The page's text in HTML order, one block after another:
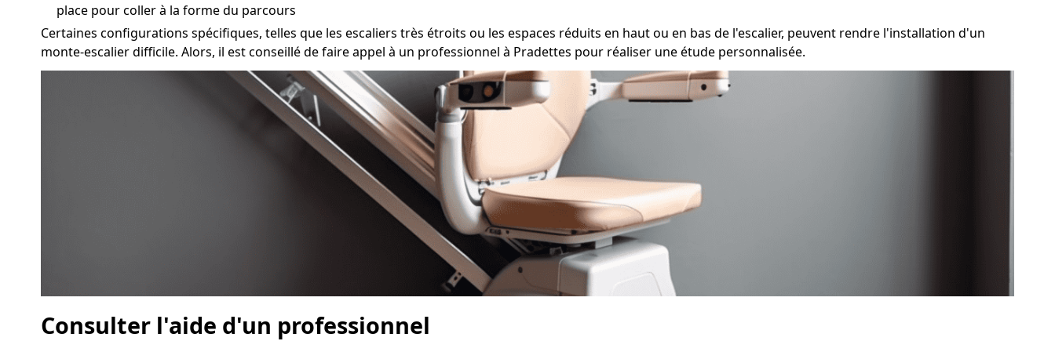
place pour coller à la forme du parcours
Certaines configurations spécifiques, telles que les escaliers très étroits ou les espaces réduits en haut ou en bas de l'escalier, peuvent rendre l'installation d'un
monte-escalier difficile. Alors, il est conseillé de faire appel à un professionnel à Pradettes pour réaliser une étude personnalisée.
Consulter l'aide d'un professionnel